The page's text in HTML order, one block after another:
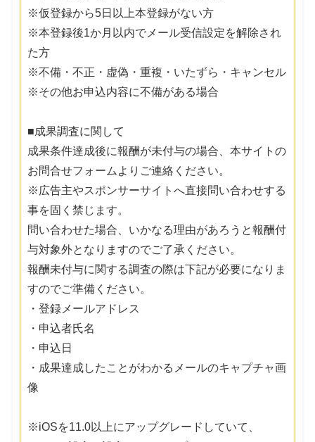
※仮登録から5日以上本登録がない方
※本登録後1か月以内でメール受信設定を解除され
た方
※不備・不正・虚偽・重複・いたずら・キャンセル
※その他お申込内容に不備がある場合
■成果調査に関して
成果条件達成後に報酬が未付与の場合、本サイトの
お問合せフォームよりご連絡ください。
※広告主やスポンサーサイトへ直接問い合わせする
事を固く禁じます。
問い合わせた場合、いかなる理由があろうと報酬付
与対象外となりますのでご了承ください。
報酬未付与に関する調査の際は下記が必要になりま
すのでご準備ください。
・登録メールアドレス
・申込者氏名
・申込日
・成果達成したことがわかるメールのキャプチャ画
像
※iOSを11.0以上にアップグレードしていて、